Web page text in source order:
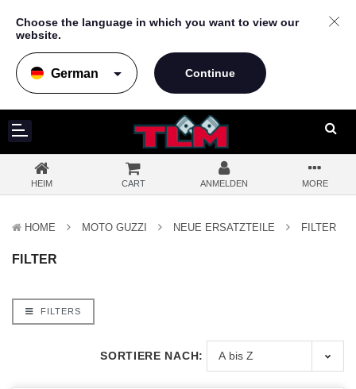
Choose the language in which you want to view our
website.
arrow_drop_down
HEIM CART ANMELDEN MORE
HOME MOTO GUZZI NEUE ERSATZTEILE FILTER
FILTER
FILTERS
SORTIERE NACH: